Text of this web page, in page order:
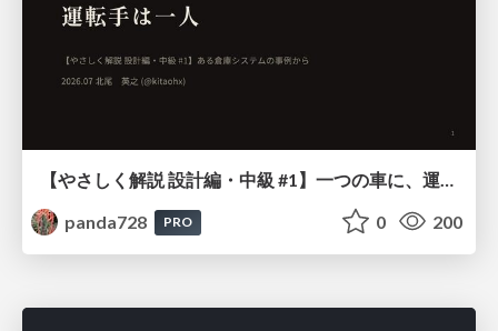
panda728
PRO 0 200